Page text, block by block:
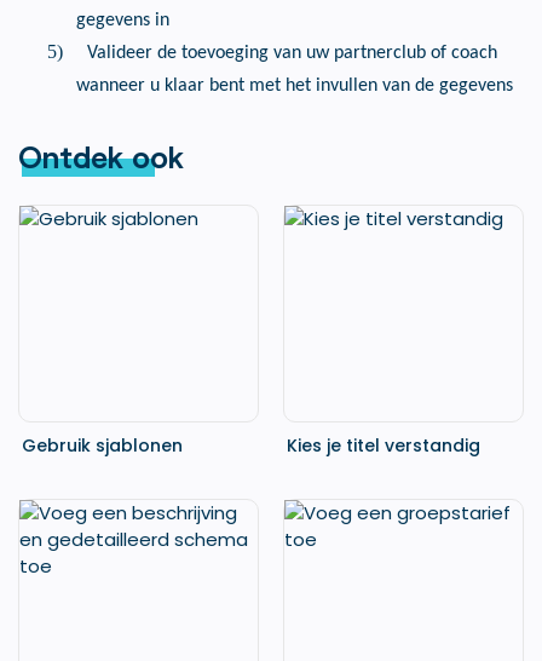
gegevens in
5)
Valideer de toevoeging van uw partnerclub of coach
wanneer u klaar bent met het invullen van de gegevens
Ontdek ook
Gebruik sjablonen Kies je titel verstandig